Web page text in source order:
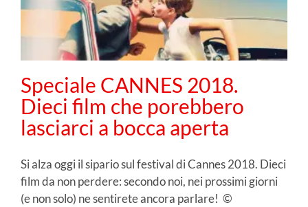
Speciale CANNES 2018.
Dieci film che porebbero
lasciarci a bocca aperta
Si alza oggi il sipario sul festival di Cannes 2018. Dieci
film da non perdere: secondo noi, nei prossimi giorni
(e non solo) ne sentirete ancora parlare! ©